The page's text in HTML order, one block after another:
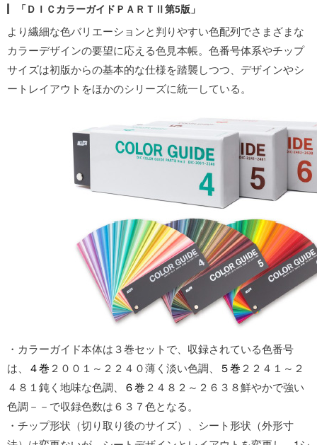
「ＤＩＣカラーガイドＰＡＲＴⅡ第5版」
より繊細な色バリエーションと判りやすい色配列でさまざまな
カラーデザインの要望に応える色見本帳。色番号体系やチップ
サイズは初版からの基本的な仕様を踏襲しつつ、デザインやシ
ートレイアウトをほかのシリーズに統一している。
・カラーガイド本体は３巻セットで、収録されている色番号
は、
４巻 ２００１～２２４０薄く淡い色調、 ５巻 ２２４１～２
４８１鈍く地味な色調、
６巻 ２４８２～２６３８鮮やかで強い
色調－－で収録色数は６３７色となる。
・チップ形状（切り取り後のサイズ）、シート形状（外形寸